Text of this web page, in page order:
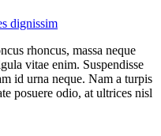
rhoncus, massa neque
vitae enim. Suspendisse
id urna neque. Nam a turpis
posuere odio, at ultrices nisl